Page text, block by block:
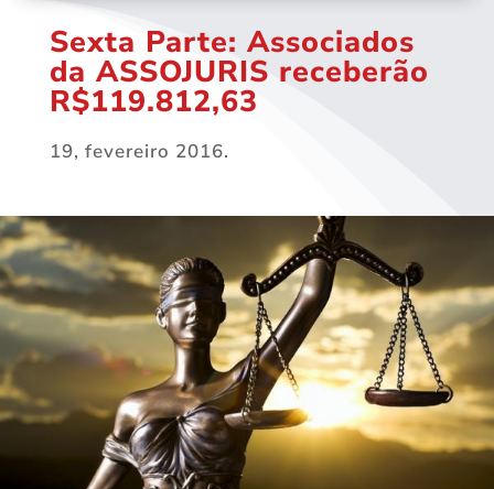
Sexta Parte: Associados
da ASSOJURIS receberão
R$119.812,63
19, fevereiro 2016.